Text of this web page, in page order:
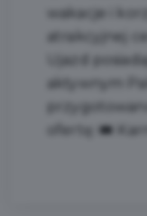
wakacje i
atrakcyjnej
Ujazd
aktywnym
ofertę: 🎟️